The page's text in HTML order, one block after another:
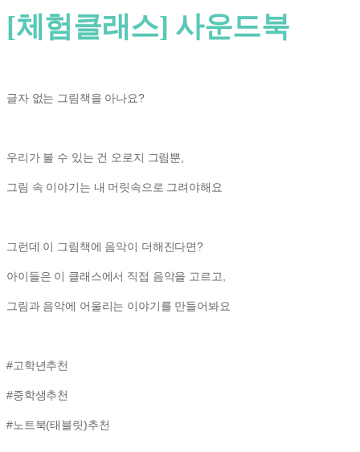
[체험클래스] 사운드북
글자 없는 그림책을 아나요?
우리가 볼 수 있는 건 오로지 그림뿐,
그림 속 이야기는 내 머릿속으로 그려야해요
그런데 이 그림책에 음악이 더해진다면?
아이들은 이 클래스에서 직접 음악을 고르고,
그림과 음악에 어울리는 이야기를 만들어봐요
#고학년추천
#중학생추천
#노트북(태블릿)추천